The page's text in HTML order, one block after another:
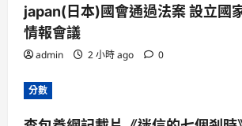
japan(日本)國會通過法案 設立國
情報會議
admin 2 小時 ago 0
分數